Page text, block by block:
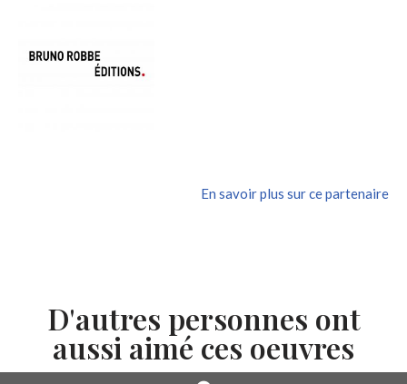
En savoir plus sur ce partenaire
D'autres personnes ont
aussi aimé ces oeuvres